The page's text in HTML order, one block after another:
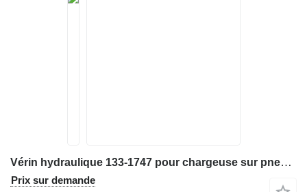
Vérin hydraulique 133-1747 pour chargeuse sur pneus Caterpillar 972H
Prix sur demande